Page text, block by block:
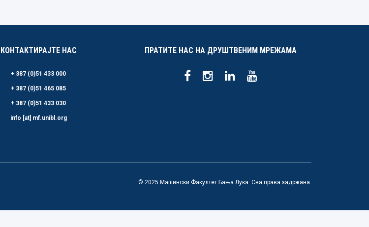
КОНТАКТИРАЈТЕ НАС
+ 387 (0)51 433 000
+ 387 (0)51 465 085
+ 387 (0)51 433 030
info [at] mf.unibl.org
ПРАТИТЕ НАС НА ДРУШТВЕНИМ МРЕЖАМА
© 2025 Машински Факултет Бања Лука. Сва права задржана.